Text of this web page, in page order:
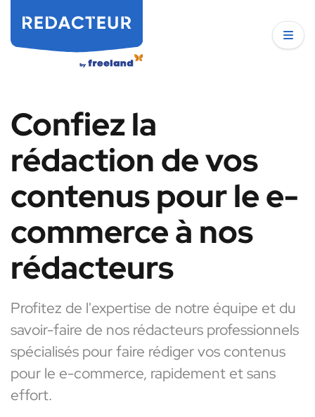
Confiez la
rédaction de vos
contenus pour le e-
commerce à nos
rédacteurs
Profitez de l'expertise de notre équipe et du
savoir-faire de nos rédacteurs professionnels
spécialisés pour faire rédiger vos contenus
pour le e-commerce, rapidement et sans
effort.